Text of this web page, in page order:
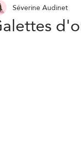
Microbiote
Séverine Audinet